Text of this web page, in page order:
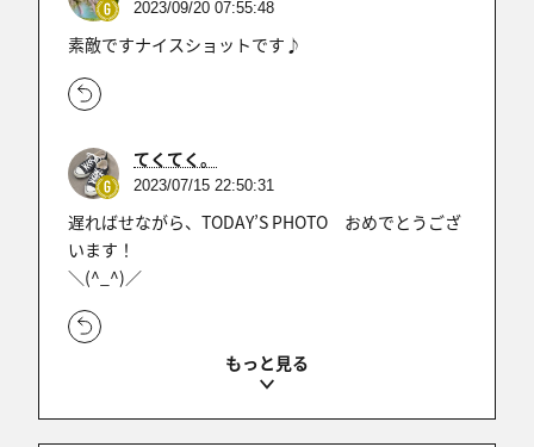
2023/09/20 07:55:48
素敵ですナイスショットです♪
てくてく。
2023/07/15 22:50:31
遅ればせながら、TODAY’S PHOTO おめでとうござ
います！
＼(^_^)／
2023/07/10 18:46:12